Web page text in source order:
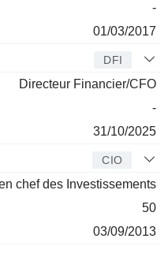
-
01/03/2017
DFI
Directeur Financier/CFO
-
31/10/2025
CIO
chef des Investissements
50
03/09/2013